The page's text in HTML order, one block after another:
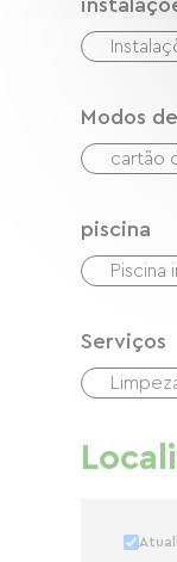
Modos
cartão
piscina
Piscina
Serviços